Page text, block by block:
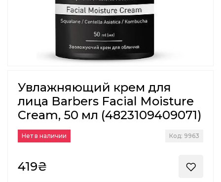
Увлажняющий крем для
лица Barbers Facial Moisture
Cream, 50 мл (4823109409071)
Нет в наличии Код: 9963
419₴